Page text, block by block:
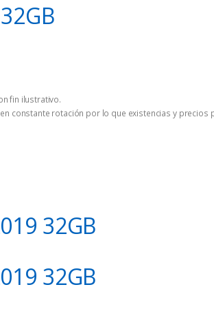
fin ilustrativo.
constante rotación por lo que existencias y
32GB
32GB